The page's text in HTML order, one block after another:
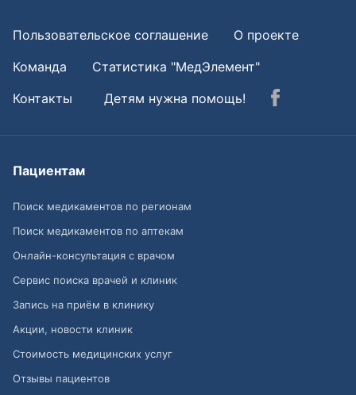
Пользовательское соглашение
О проекте
Команда
Статистика "МедЭлемент"
Контакты
Детям нужна помощь!
Пациентам
Поиск медикаментов по регионам
Поиск медикаментов по аптекам
Онлайн-консультация с врачом
Сервис поиска врачей и клиник
Запись на приём в клинику
Акции, новости клиник
Стоимость медицинских услуг
Отзывы пациентов